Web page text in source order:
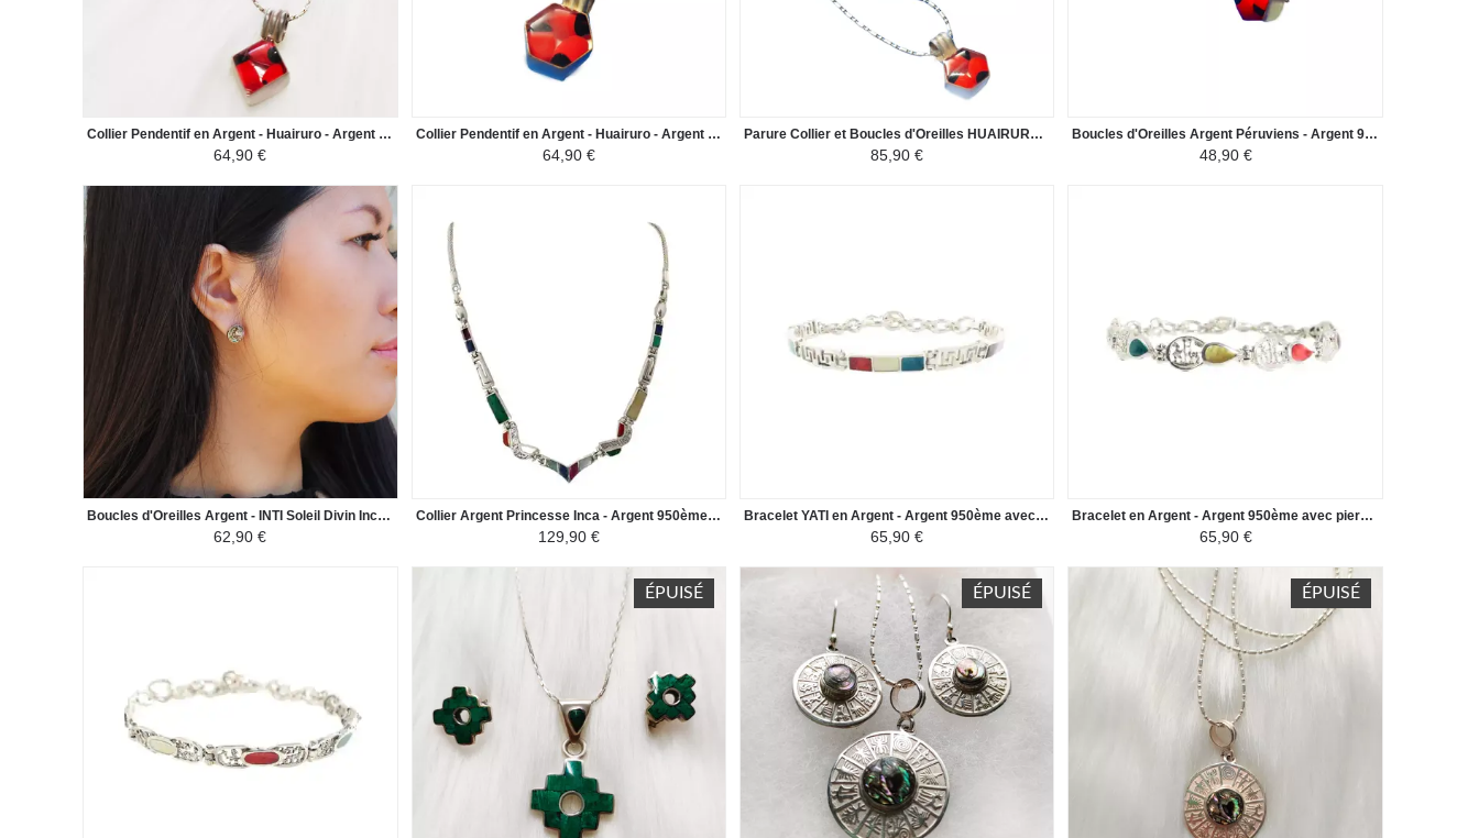
Collier Pendentif en Argent - Huairuro - Argent 950/1000 Losange - Rouge/Noir
64,90 €
Collier Pendentif en Argent - Huairuro - Argent 950/1000 Héxagone - Rouge/Noir
64,90 €
Parure Collier et Boucles d'Oreilles HUAIRURO - Forme d'un Hexagone - Rouge/Noir
85,90 €
Boucles d'Oreilles Argent Péruviens - Argent 950ème Huairuros - Rouge/Noir
48,90 €
Boucles d'Oreilles Argent - INTI Soleil Divin Inca - Argent 950ème incrusté de Pierres Naturelles Semi-précieuses - Blanc / Gris Brillant
62,90 €
Collier Argent Princesse Inca - Argent 950ème incrusté de Pierres Semi-précieuses
129,90 €
Bracelet YATI en Argent - Argent 950ème avec pierres naturelles
65,90 €
Bracelet en Argent - Argent 950ème avec pierres naturelles en forme de goutte
65,90 €
ÉPUISÉ ÉPUISÉ ÉPUISÉ